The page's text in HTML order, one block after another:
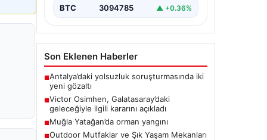
BTC 3094785 ▲ +0.36%
Son Eklenen Haberler
■Antalya’daki yolsuzluk soruşturmasında iki
yeni gözaltı
■Victor Osimhen, Galatasaray’daki
geleceğiyle ilgili kararını açıkladı
■Muğla Yatağan’da orman yangını
■Outdoor Mutfaklar ve Şık Yaşam Mekanları